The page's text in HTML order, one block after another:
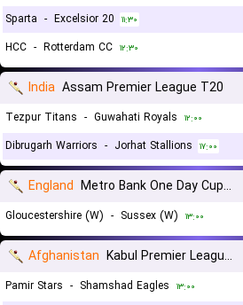
Sparta - Excelsior 20 ۱۱:۳۰
HCC - Rotterdam CC ۱۲:۳۰
India Assam Premier League T20
Tezpur Titans - Guwahati Royals ۱۲:۰۰
Dibrugarh Warriors - Jorhat Stallions ۱۷:۰۰
England Metro Bank One Day Cup Div 2 Women
Gloucestershire (W) - Sussex (W) ۱۳:۰۰
Afghanistan Kabul Premier League T20
Pamir Stars - Shamshad Eagles ۱۳:۰۰